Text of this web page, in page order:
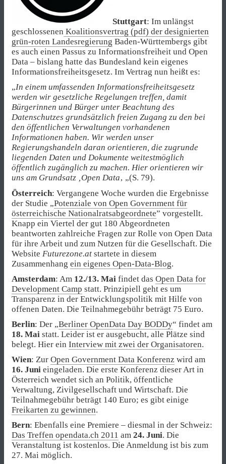
Stuttgart: Im unlängst
geschlossenen Koalitionsvertrag (pdf) der designierten
grün-roten Landesregierung Baden-Württembergs gibt
es auch einen Passus zu Informationsfreiheit und Open
Data – bislang hatte das Bundesland kein eigenes
Informationsfreiheitsgesetz. Im Vertrag nun heißt es:
„In einem umfassenden Informationsfreiheitsgesetz
werden wir gesetzliche Regelungen treffen, damit
Bürgerinnen und Bürger unter Beachtung des
Datenschutzes grundsätzlich freien Zugang zu den bei
den öffentlichen Verwaltungen vorhandenen
Informationen haben. Wir werden unser
Regierungshandeln daran orientieren, die zugrunde
liegenden Daten und Dokumente weitestmöglich
öffentlich zugänglich zu machen. Hier orientieren wir
uns am Grundsatz ‚Open Data‚ „(S. 79).
Österreich: Vergangene Woche wurden die Ergebnisse
der Studie „Potenziale von Open Government für
österreichische Nationalratsabgeordnete” vorgestellt.
Knapp ein Viertel der gut 180 Abgeordneten
beantworten zahlreiche Fragen zur Rolle von Open Data
für ihre Arbeit und zum Nutzen für die Gesellschaft. Die
Website Futurezone.at startete in diesem
Zusammenhang ein eigenes Open-Data-Blog.
Amsterdam: Am 12./13. Mai findet das Open Data for
Development Camp statt. Prinzipiell geht es um
Transparenz in der Entwicklungspolitik mit Hilfe von
offenen Daten. Die Teilnahmegebühr beträgt 75 Euro.
Berlin: Der „Berliner OpenData Day BODDy“ findet am
18. Mai statt. Leider ist er ausgebucht, alle Plätze sind
belegt. Hier ein Interview mit zwei der Organisatoren.
Wien: Zur Open Government Data Konferenz wird am
16. Juni eingeladen. Die erste Konferenz dieser Art in
Österreich wendet sich an Politik, öffentliche
Verwaltung, Zivilgesellschaft und Wirtschaft. Die
Teilnahmegebühr beträgt 140 Euro; es gibt einige
Freikarten zu gewinnen.
Bern: Ebenfalls eine Premiere – diesmal in der Schweiz:
Das Treffen opendata.ch 2011 am 24. Juni. Die
Veranstaltung ist kostenlos. Die Anmeldung ist bis zum
27. Mai möglich.